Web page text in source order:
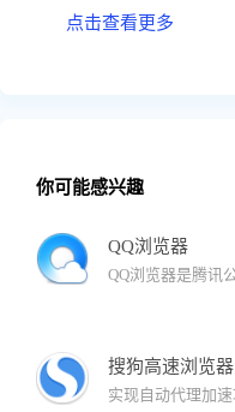
点击查看更多
你可能感兴趣
QQ浏览器
搜狗高速浏览器